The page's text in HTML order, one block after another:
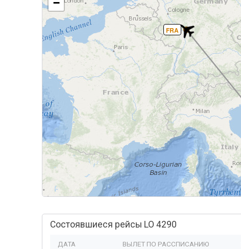
FRA
−
Состоявшиеся рейсы LO 4290
ДАТА ВЫЛЕТ ПО РАССПИСАНИЮ